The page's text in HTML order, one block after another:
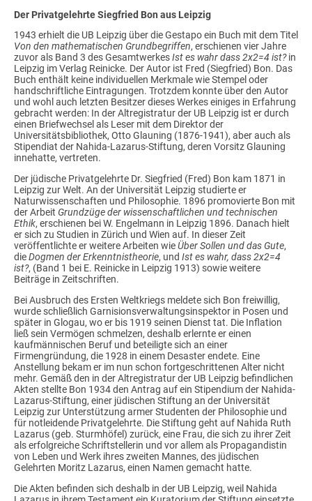
Der Privatgelehrte Siegfried Bon aus Leipzig
1943 erhielt die UB Leipzig über die Gestapo ein Buch mit dem Titel
Von den mathematischen Grundbegriffen, erschienen vier Jahre
zuvor als Band 3 des GesamtwerkesIst es wahr dass 2x2=4 ist?in
Leipzig im Verlag Reinicke. Der Autor ist Fred (Siegfried) Bon. Das
Buch enthält keine individuellen Merkmale wie Stempel oder
handschriftliche Eintragungen. Trotzdem konnte über den Autor
und wohl auch letzten Besitzer dieses Werkes einiges in Erfahrung
gebracht werden: In der Altregistratur der UB Leipzig ist er durch
einen Briefwechsel als Leser mit dem Direktor der
Universitätsbibliothek, Otto Glauning (1876-1941), aber auch als
Stipendiat der Nahida-Lazarus-Stiftung, deren Vorsitz Glauning
innehatte, vertreten.
Der jüdische Privatgelehrte Dr. Siegfried (Fred) Bon kam 1871 in
Leipzig zur Welt. An der Universität Leipzig studierte er
Naturwissenschaften und Philosophie. 1896 promovierte Bon mit
der Arbeit Grundzüge der wissenschaftlichen und technischen
Ethik, erschienen bei W. Engelmann in Leipzig 1896. Danach hielt
er sich zu Studien in Zürich und Wien auf. In dieser Zeit
veröffentlichte er weitere Arbeiten wieÜber Sollen und das Gute,
dieDogmen der Erkenntnistheorie, und Ist es wahr, dass 2x2=4
ist?, (Band 1 bei E. Reinicke in Leipzig 1913) sowie weitere
Beiträge in Zeitschriften.
Bei Ausbruch des Ersten Weltkriegs meldete sich Bon freiwillig,
wurde schließlich Garnisionsverwaltungsinspektor in Posen und
später in Glogau, wo er bis 1919 seinen Dienst tat. Die Inflation
ließ sein Vermögen schmelzen, deshalb erlernte er einen
kaufmännischen Beruf und beteiligte sich an einer
Firmengründung, die 1928 in einem Desaster endete. Eine
Anstellung bekam er im nun schon fortgeschrittenen Alter nicht
mehr. Gemäß den in der Altregistratur der UB Leipzig befindlichen
Akten stellte Bon 1934 den Antrag auf ein Stipendium der Nahida-
Lazarus-Stiftung, einer jüdischen Stiftung an der Universität
Leipzig zur Unterstützung armer Studenten der Philosophie und
für notleidende Privatgelehrte. Die Stiftung geht auf Nahida Ruth
Lazarus (geb. Sturmhöfel) zurück, eine Frau, die sich zu ihrer Zeit
als erfolgreiche Schriftstellerin und vor allem als Propagandistin
von Leben und Werk ihres zweiten Mannes, des jüdischen
Gelehrten Moritz Lazarus, einen Namen gemacht hatte.
Die Akten befinden sich deshalb in der UB Leipzig, weil Nahida